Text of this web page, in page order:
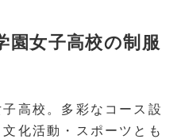
園女子高校の制服
高校。多彩なコース設
化活動・スポーツとも